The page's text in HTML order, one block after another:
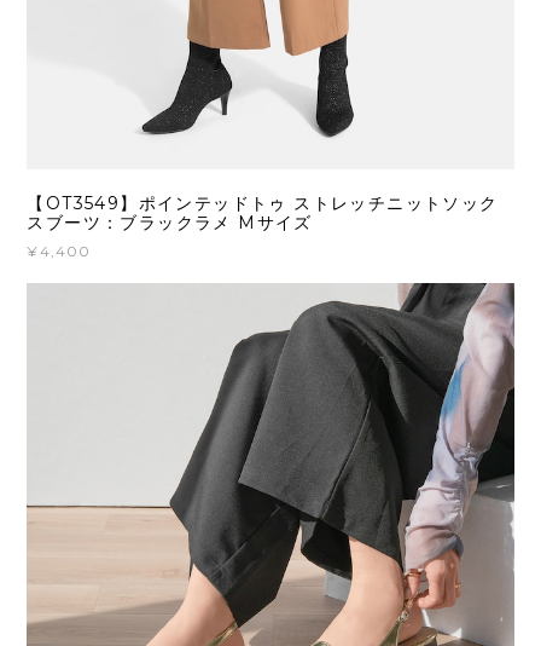
【OT3549】ポインテッドトゥ ストレッチニットソック
スブーツ：ブラックラメ Mサイズ
¥4,400